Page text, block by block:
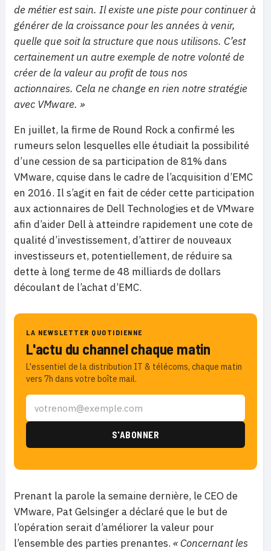
de métier est sain. Il existe une piste pour continuer à
générer de la croissance pour les années à venir,
quelle que soit la structure que nous utilisons. C’est
certainement un autre exemple de notre volonté de
créer de la valeur au profit de tous nos
actionnaires. Cela ne change en rien notre stratégie
avec VMware. »
En juillet, la firme de Round Rock a confirmé les
rumeurs selon lesquelles elle étudiait la possibilité
d’une cession de sa participation de 81% dans
VMware, cquise dans le cadre de l’acquisition d’EMC
en 2016. Il s’agit en fait de céder cette participation
aux actionnaires de Dell Technologies et de VMware
afin d’aider Dell à atteindre rapidement une cote de
qualité d’investissement, d’attirer de nouveaux
investisseurs et, potentiellement, de réduire sa
dette à long terme de 48 milliards de dollars
découlant de l’achat d’EMC.
LA NEWSLETTER QUOTIDIENNE
L'actu du channel chaque matin
L'essentiel de la distribution IT & télécoms, chaque matin
vers 7h dans votre boîte mail.
Prenant la parole la semaine dernière, le CEO de
VMware, Pat Gelsinger a déclaré que le but de
l’opération serait d’améliorer la valeur pour
l’ensemble des parties prenantes. « Concernant les